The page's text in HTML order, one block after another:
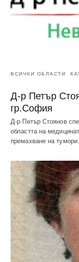
ВСИЧКИ ОБЛАСТИ
Д-р Петър
гр.София
Д-р Петър Стоянов
областта на
премахване на